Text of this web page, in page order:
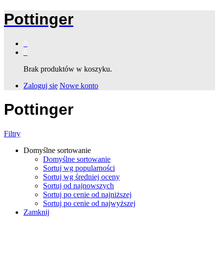
Pottinger
Brak produktów w koszyku.
Zaloguj się Nowe konto
Pottinger
Filtry
Domyślne sortowanie
Domyślne sortowanie
Sortuj wg popularności
Sortuj wg średniej oceny
Sortuj od najnowszych
Sortuj po cenie od najniższej
Sortuj po cenie od najwyższej
Zamknij